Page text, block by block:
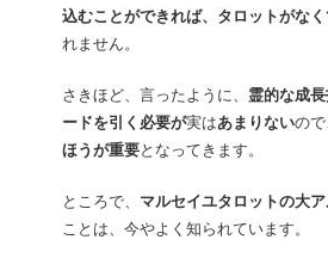
込むことができれば、タロットがな
れません。
さきほど、言ったように、 霊的な成
ードを引く必要が実はあまりないの
ほうが重要となってきます。
ところで、 マルセイユタロットの大
ことは、今やよく知られています。